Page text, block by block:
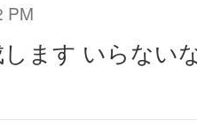
PM
ます いらない